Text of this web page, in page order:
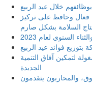
وحافظ على تركيز
لتمكين آفاق التنمية
الجديدة